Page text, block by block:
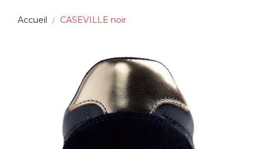
Accueil CASEVILLE noir